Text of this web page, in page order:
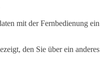
mit der Fernbedienung ein
den Sie über ein anderes